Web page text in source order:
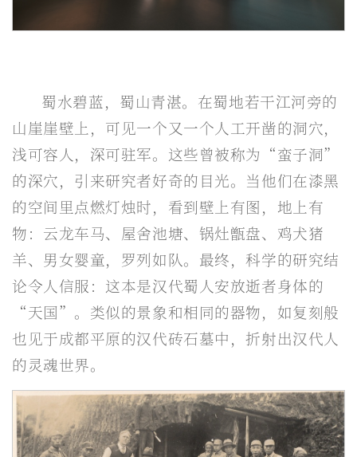
蜀水碧蓝，蜀山青湛。在蜀地若干江河旁的
山崖崖壁上，可见一个又一个人工开凿的洞穴，
浅可容人，深可驻军。这些曾被称为“蛮子洞”
的深穴，引来研究者好奇的目光。当他们在漆黑
的空间里点燃灯烛时，看到壁上有图，地上有
物：云龙车马、屋舍池塘、锅灶甑盘、鸡犬猪
羊、男女婴童，罗列如队。最终，科学的研究结
论令人信服：这本是汉代蜀人安放逝者身体的
“天国”。类似的景象和相同的器物，如复刻般
也见于成都平原的汉代砖石墓中，折射出汉代人
的灵魂世界。